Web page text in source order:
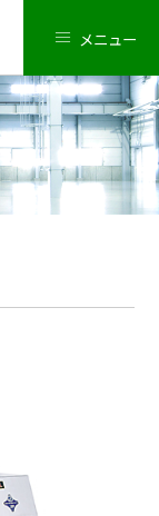
メニュー